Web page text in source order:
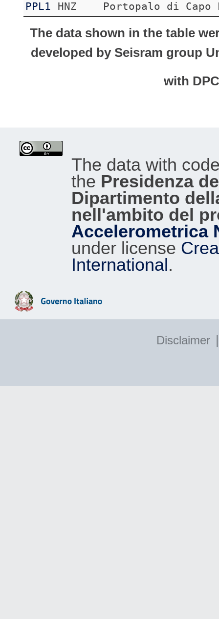
PPL1
HNZ Portopalo di Capo
The data shown in the table
developed by Seisram group
with
The data with
the Presidenza
Dipartimento
nell'ambito del
Accelerometrica
under license
International.
Disclaimer